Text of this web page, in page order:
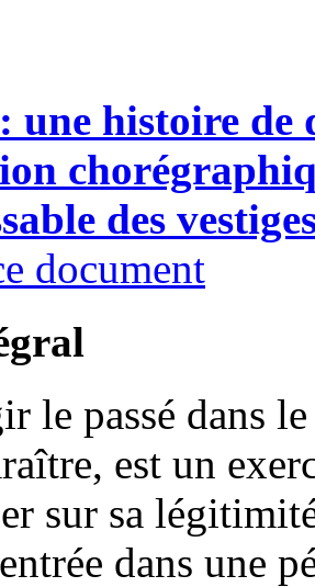
une histoire de
des
document
le passé dans
est un
sur sa
dans une